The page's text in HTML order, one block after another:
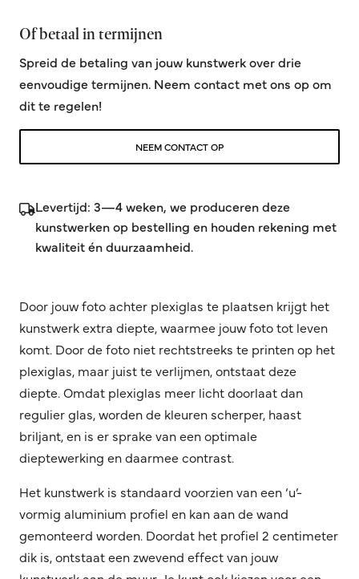
Of betaal in termijnen
Spreid de betaling van jouw kunstwerk over drie
eenvoudige termijnen. Neem contact met ons op om
dit te regelen!
NEEM CONTACT OP
Levertijd: 3—4 weken, we produceren deze
kunstwerken op bestelling en houden rekening met
kwaliteit én duurzaamheid.
Door jouw foto achter plexiglas te plaatsen krijgt het
kunstwerk extra diepte, waarmee jouw foto tot leven
komt. Door de foto niet rechtstreeks te printen op het
plexiglas, maar juist te verlijmen, ontstaat deze
diepte. Omdat plexiglas meer licht doorlaat dan
regulier glas, worden de kleuren scherper, haast
briljant, en is er sprake van een optimale
dieptewerking en daarmee contrast.
Het kunstwerk is standaard voorzien van een ‘u’-
vormig aluminium profiel en kan aan de wand
gemonteerd worden. Doordat het profiel 2 centimeter
dik is, ontstaat een zwevend effect van jouw